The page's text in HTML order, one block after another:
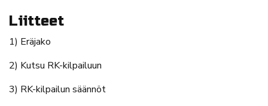
Liitteet
1) Eräjako
2) Kutsu RK-kilpailuun
3) RK-kilpailun säännöt